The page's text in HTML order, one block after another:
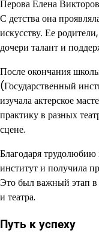
Перова Елена
С детства она
искусству. Ее
дочери талант и
После окончания
(Государственный
изучала актерское
практику в разных
сцене.
Благодаря
институт и получила
Это был важный этап в
и театра.
Путь к успеху